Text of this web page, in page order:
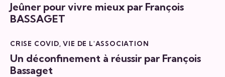
Jeûner pour vivre mieux par François
BASSAGET
CRISE COVID,VIE DE L'ASSOCIATION
Un déconfinement à réussir par François
Bassaget